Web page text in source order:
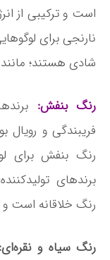
است و ترکیبی از
نارنجی برای
شادی هستند؛
رنگ بنفش:
فریبندگی و رویال
رنگ بنفش برای
برندهای
رنگ خلاقانه است
رنگ سیاه و نقره‌­ای: